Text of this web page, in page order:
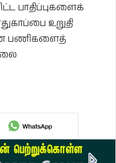
பாதிப்புகளைக்
உறுதி
பணிகளைத்